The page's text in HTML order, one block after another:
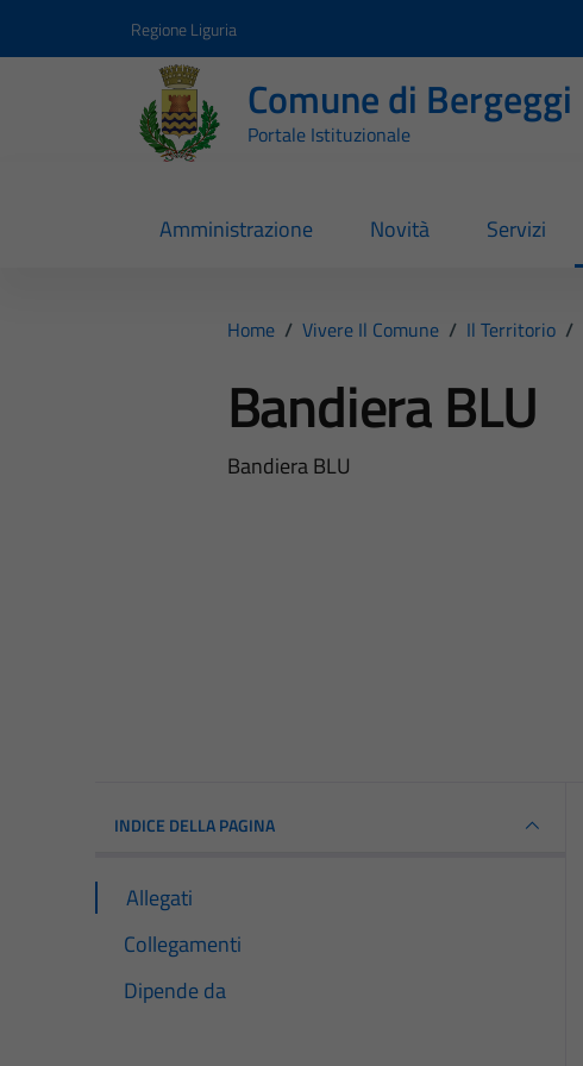
Regione Liguria
Comune di Bergeggi
Portale Istituzionale
Amministrazione Novità Servizi
Home / Vivere Il Comune / Il Territorio /
Bandiera BLU
Bandiera BLU
INDICE DELLA PAGINA
Allegati
Collegamenti
Dipende da